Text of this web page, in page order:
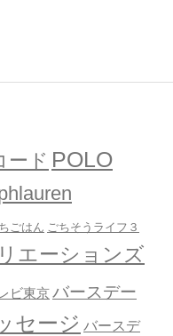
ード POLO
ごはん ごちそうライフ３
エーションズ
ビ東京バースデー
セージ バースデ